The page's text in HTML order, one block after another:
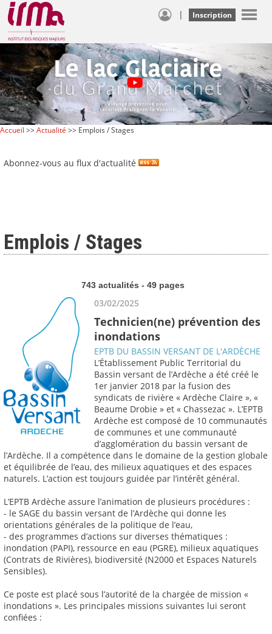
| Inscription
Accueil >>Actualité >> Emplois / Stages
Abonnez-vous au flux d'actualité
Emplois / Stages
743 actualités - 49 pages
03/02/2025
Technicien(ne) prévention des
inondations
EPTB DU BASSIN VERSANT DE L'ARDÈCHE
L’Établissement Public Territorial du
Bassin versant de l’Ardèche a été créé le
1er janvier 2018 par la fusion des
syndicats de rivière « Ardèche Claire », «
Beaume Drobie » et « Chassezac ». L’EPTB
Ardèche est composé de 10 communautés
de communes et une communauté
d’agglomération du bassin versant de
l’Ardèche. Il a compétence dans le domaine de la gestion globale
et équilibrée de l’eau, des milieux aquatiques et des espaces
naturels. L’action est toujours guidée par l’intérêt général.
L’EPTB Ardèche assure l’animation de plusieurs procédures :
- le SAGE du bassin versant de l’Ardèche qui donne les
orientations générales de la politique de l’eau,
- des programmes d’actions sur diverses thématiques :
inondation (PAPI), ressource en eau (PGRE), milieux aquatiques
(Contrats de Rivières), biodiversité (N2000 et Espaces Naturels
Sensibles).
Ce poste est placé sous l’autorité de la chargée de mission «
inondations ». Les principales missions suivantes lui seront
confiées :